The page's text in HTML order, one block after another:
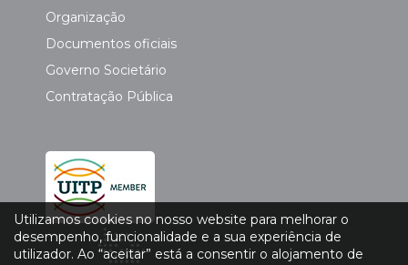
Organização
Documentos oficiais
Governo Societário
Contratação Pública
Utilizamos cookies no nosso website para melhorar o
desempenho, funcionalidade e a sua experiência de
utilizador. Ao “aceitar” está a consentir o alojamento de